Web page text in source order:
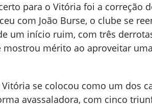
para o Vitória foi a correção
com João Burse, o clube se
um início ruim, com três
mérito ao aproveitar
se colocou como um dos
avassaladora, com cinco